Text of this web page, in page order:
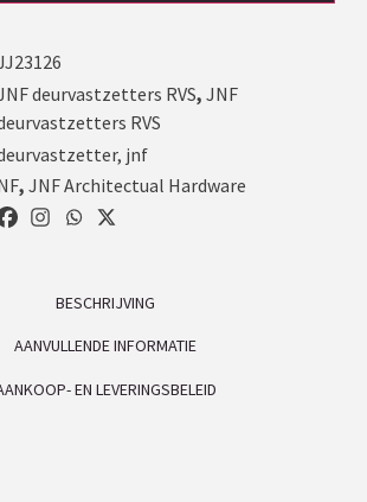
deurvastzetters RVS, JNF
RVS
, jnf
, JNF Architectual Hardware
BESCHRIJVING
AANVULLENDE INFORMATIE
EN LEVERINGSBELEID